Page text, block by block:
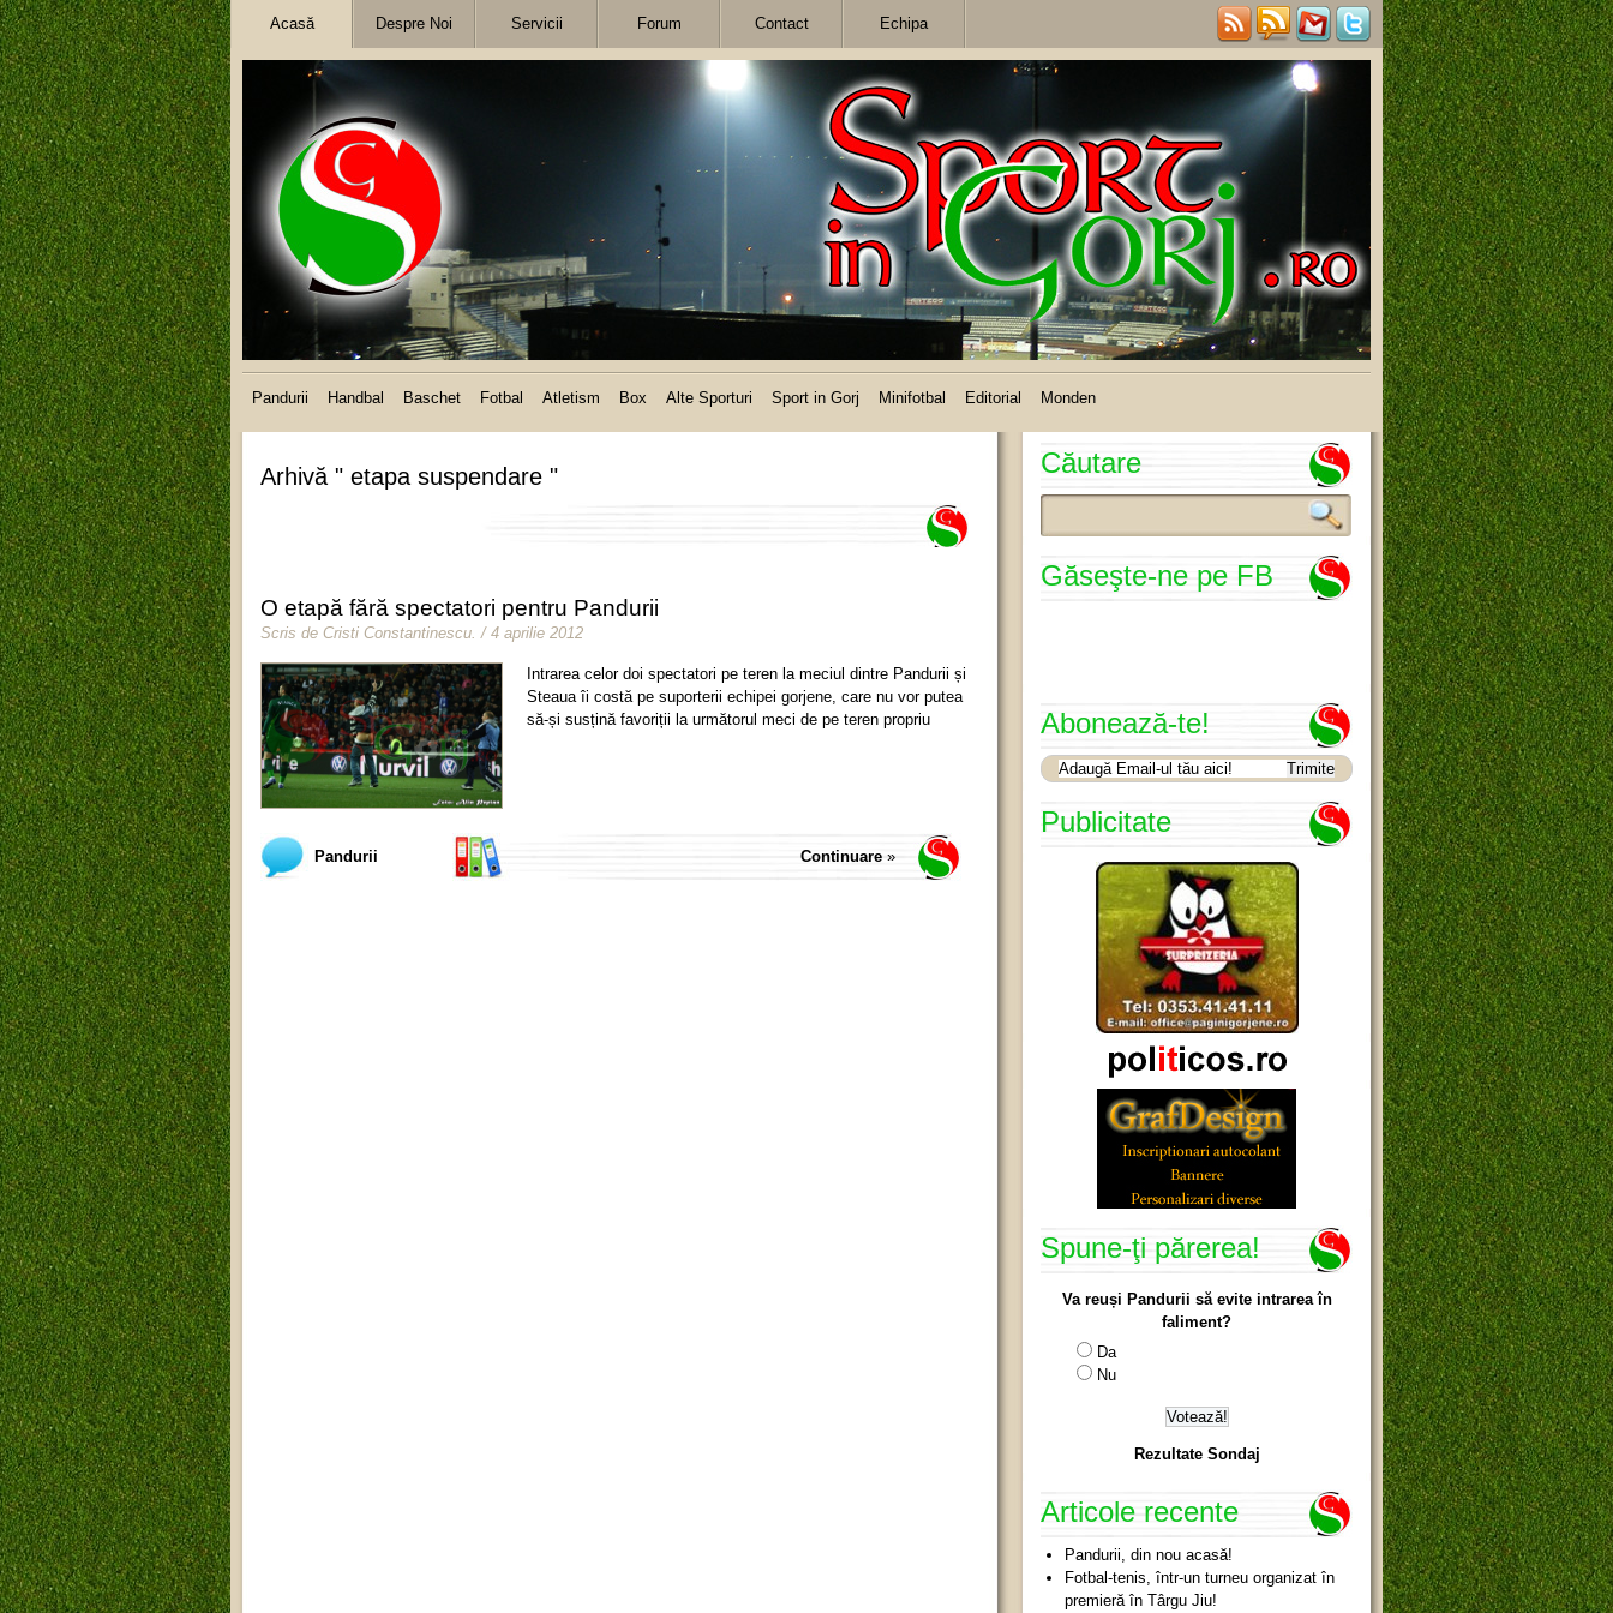
Acasă Despre Noi Servicii Forum Contact Echipa
Pandurii Handbal Baschet Fotbal Atletism Box Alte Sporturi Sport in Gorj Minifotbal Editorial Monden
Arhivă " etapa suspendare "
O etapă fără spectatori pentru Pandurii
Scris de Cristi Constantinescu. / 4 aprilie 2012
Intrarea celor doi spectatori pe teren la meciul dintre Pandurii și
Steaua îi costă pe suporterii echipei gorjene, care nu vor putea
să-și susțină favoriții la următorul meci de pe teren propriu
Pandurii Continuare »
Căutare
Găseşte-ne pe FB
Abonează-te!
Publicitate
Spune-ţi părerea!
Va reuși Pandurii să evite intrarea în
faliment?
Da
Nu
Rezultate Sondaj
Articole recente
Pandurii, din nou acasă!
Fotbal-tenis, într-un turneu organizat în
premieră în Târgu Jiu!